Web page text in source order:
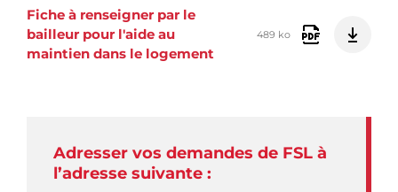
Fiche à renseigner par le
bailleur pour l'aide au
maintien dans le logement
489 ko
Adresser vos demandes de FSL à
l’adresse suivante :